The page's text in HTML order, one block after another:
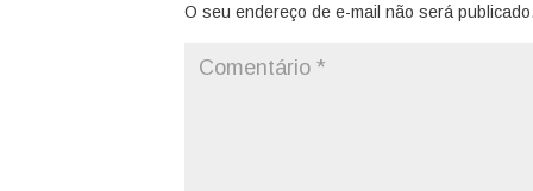
O seu endereço de e-mail não será